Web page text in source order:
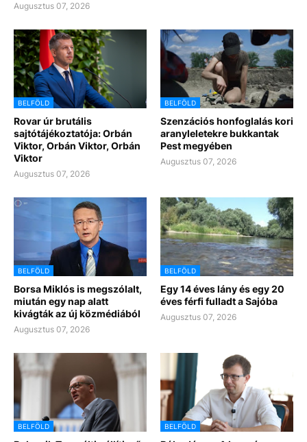
Augusztus 07, 2026
BELFÖLD
Rovar úr brutális
sajtótájékoztatója: Orbán
Viktor, Orbán Viktor, Orbán
Viktor
Augusztus 07, 2026
BELFÖLD
Szenzációs honfoglalás kori
aranyleletekre bukkantak
Pest megyében
Augusztus 07, 2026
BELFÖLD
Borsa Miklós is megszólalt,
miután egy nap alatt
kivágták az új közmédiából
Augusztus 07, 2026
BELFÖLD
Egy 14 éves lány és egy 20
éves férfi fulladt a Sajóba
Augusztus 07, 2026
BELFÖLD BELFÖLD